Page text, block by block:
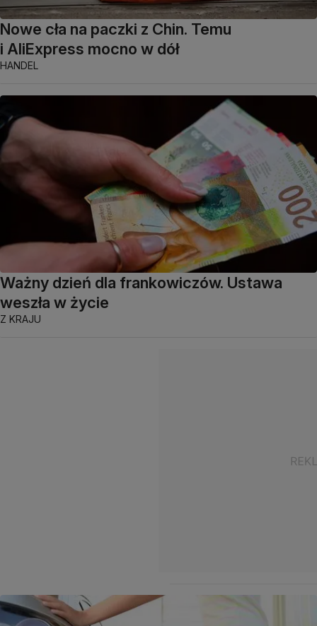
Nowe cła na paczki z Chin. Temu
i AliExpress mocno w dół
HANDEL
Ważny dzień dla frankowiczów. Ustawa
weszła w życie
Z KRAJU